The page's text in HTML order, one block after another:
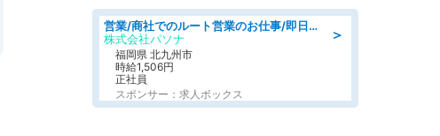
＞
営業/商社でのルート営業のお仕事/即日勤務可/車通勤可/営業
株式会社パソナ
福岡県 北九州市
時給1,506円
正社員
スポンサー：求人ボックス